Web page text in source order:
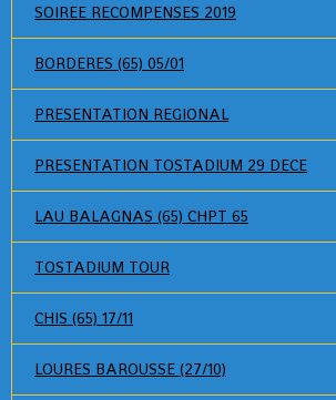
SOIREE RECOMPENSES 2019
BORDERES (65) 05/01
PRESENTATION REGIONAL
PRESENTATION TOSTADIUM 29 DECE
LAU BALAGNAS (65) CHPT 65
TOSTADIUM TOUR
CHIS (65) 17/11
LOURES BAROUSSE (27/10)